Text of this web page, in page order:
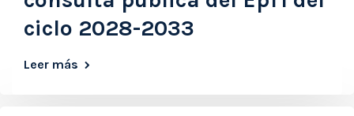
ciclo 2028-2033
Leer más